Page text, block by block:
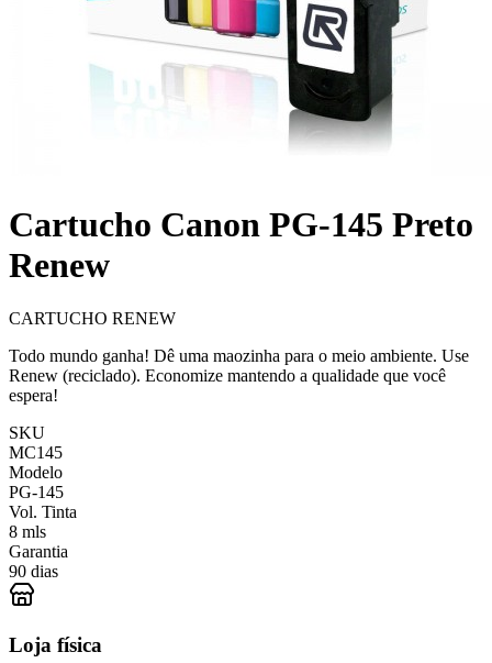
Cartucho Canon PG-145 Preto
Renew
CARTUCHO RENEW
Todo mundo ganha! Dê uma maozinha para o meio ambiente. Use
Renew (reciclado). Economize mantendo a qualidade que você
espera!
SKU
MC145
Modelo
PG-145
Vol. Tinta
8 mls
Garantia
90 dias
Loja física